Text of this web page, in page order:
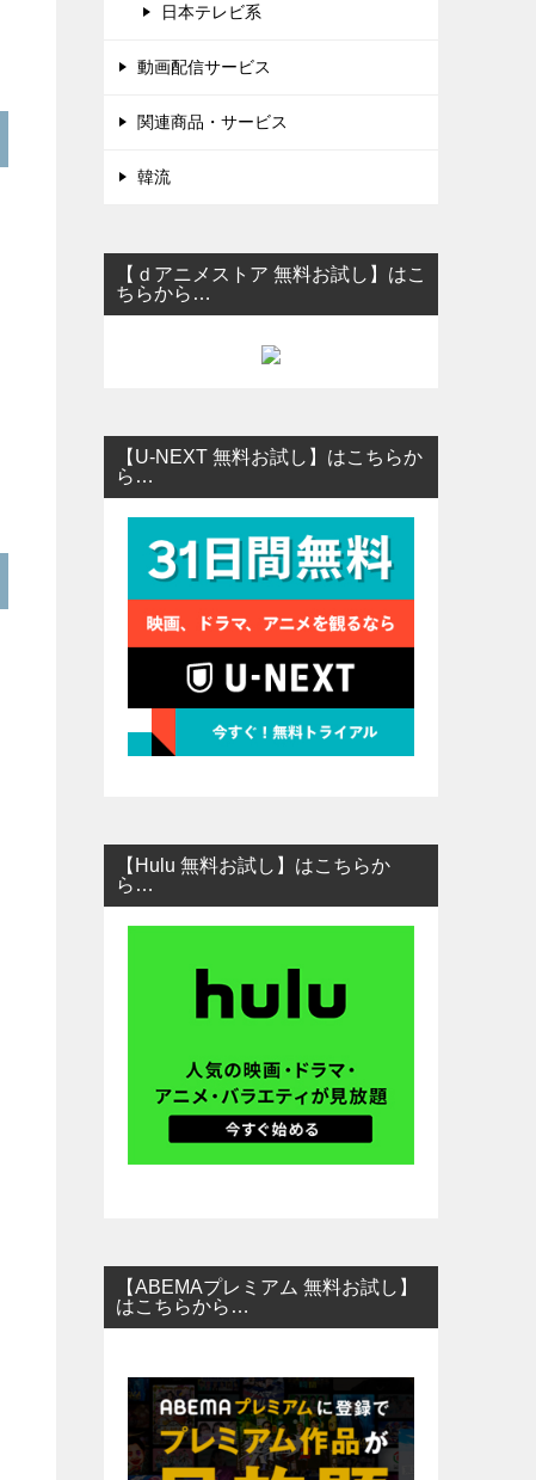
日本テレビ系
動画配信サービス
関連商品・サービス
韓流
【ｄアニメストア 無料お試し】はこ
ちらから…
【U-NEXT 無料お試し】はこちらか
ら…
【Hulu 無料お試し】はこちらか
ら…
【ABEMAプレミアム 無料お試し】
はこちらから…